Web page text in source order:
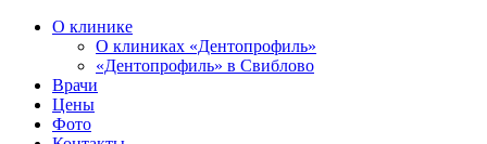
О клинике
О клиниках «Дентопрофиль»
«Дентопрофиль» в Свиблово
Врачи
Цены
Фото